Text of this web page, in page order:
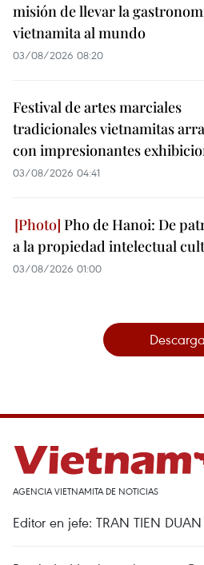
misión de llevar la
vietnamita al mundo
03/08/2026 08:20
Festival de artes marciales
tradicionales vietnamitas
con impresionantes
03/08/2026 04:41
Pho de Hanoi: De
a la propiedad intelectual
03/08/2026 01:00
AGENCIA VIETNAMITA DE NOTICIAS
Editor en jefe: TRAN TIEN DUAN